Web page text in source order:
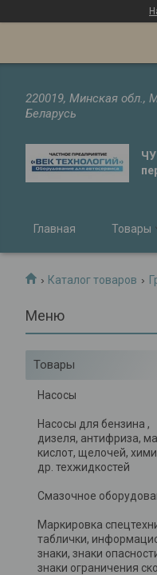
220019, Минская обл.,
Беларусь
Главная Товары
Каталог товаров
Товары
Насосы
Насосы для бензина ,
дизеля, антифриза,
кислот, щелочей,
др. техжидкостей
Смазочное
Маркировка
таблички,
знаки, знаки
знаки ограничения